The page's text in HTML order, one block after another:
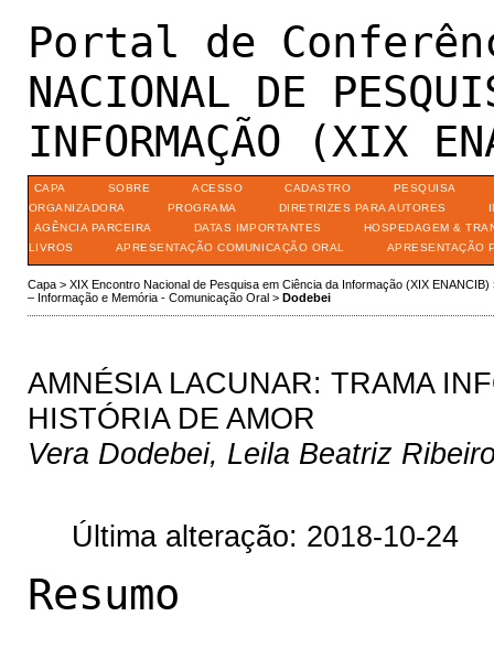
Portal de
NACIONAL DE
INFORMAÇÃO (XIX
CAPA SOBRE ACESSO CADASTRO
PESQUISA
ORGANIZADORA
PROGRAMA DIRETRIZES PARA AUTORES
AGÊNCIA PARCEIRA
DATAS IMPORTANTES
HOSPEDAGEM &
LIVROS
APRESENTAÇÃO COMUNICAÇÃO ORAL APRESENTAÇÃO
Capa> XIX Encontro Nacional de Pesquisa em Ciência da Informação (XIX ENANCIB)
– Informação e Memória - Comunicação Oral> Dodebei
AMNÉSIA LACUNAR: TRAMA
HISTÓRIA DE AMOR
Vera Dodebei, Leila Beatriz
Última alteração: 2018-10-24
Resumo